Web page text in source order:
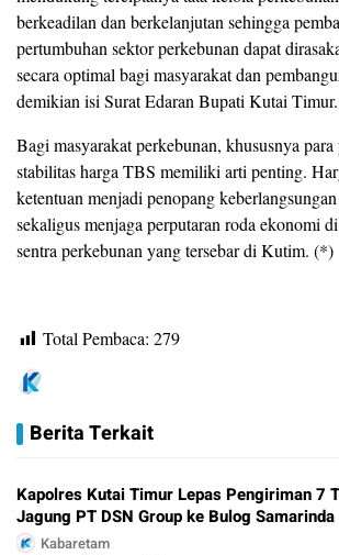
berkeadilan dan berkelanjutan sehingga
pertumbuhan sektor perkebunan dapat
secara optimal bagi masyarakat dan
demikian isi Surat Edaran Bupati Kutai Timur.
Bagi masyarakat perkebunan, khususnya
stabilitas harga TBS memiliki arti penting.
ketentuan menjadi penopang
sekaligus menjaga perputaran roda ekonomi
sentra perkebunan yang tersebar di Kutim. (*)
Total Pembaca: 279
Berita Terkait
Kapolres Kutai Timur Lepas Pengiriman 7
Jagung PT DSN Group ke Bulog Samarinda
Kabaretam